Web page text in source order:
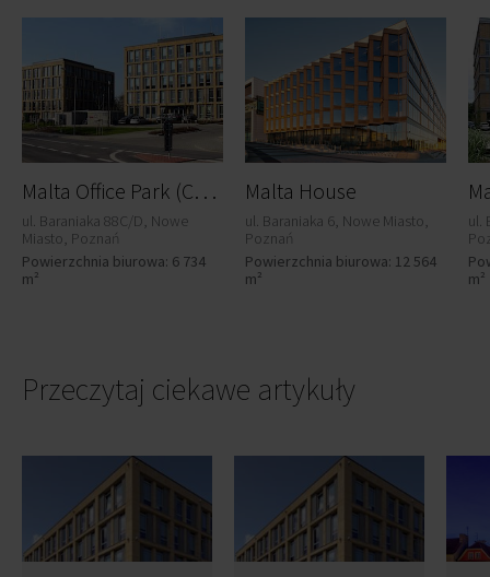
M
alta Office Park (C&D)
ul. Baraniaka 88C/D, Nowe
Miasto, Poznań
Powierzchnia biurowa: 6 734
m²
Malta House
ul. Baraniaka 6, Nowe Miasto,
Poznań
Powierzchnia biurowa: 12 564
m²
ul.
m²
Przeczytaj ciekawe artykuły